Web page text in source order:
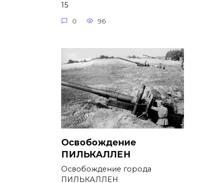
15
0 96
Освобождение
ПИЛЬКАЛЛЕН
Освобождение города
ПИЛЬКАЛЛЕН